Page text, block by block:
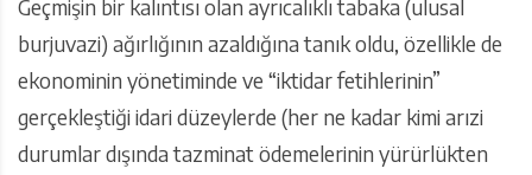
Geçmişin bir kalıntısı olan ayrıcalıklı tabaka (ulusal
burjuvazi) ağırlığının azaldığına tanık oldu, özellikle de
ekonominin yönetiminde ve “iktidar fetihlerinin”
gerçekleştiği idari düzeylerde (her ne kadar kimi arızi
durumlar dışında tazminat ödemelerinin yürürlükten